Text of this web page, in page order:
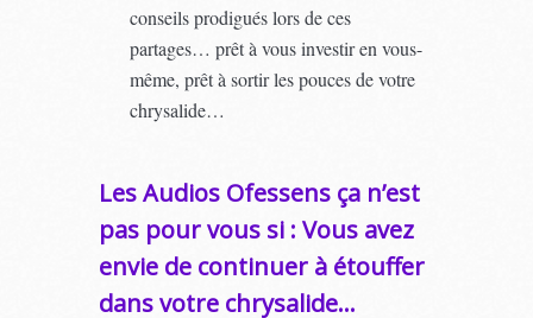
conseils prodigués lors de ces
partages… prêt à vous investir en vous-
même, prêt à sortir les pouces de votre
chrysalide…
Les Audios Ofessens ça n’est
pas pour vous si : Vous avez
envie de continuer à étouffer
dans votre chrysalide…